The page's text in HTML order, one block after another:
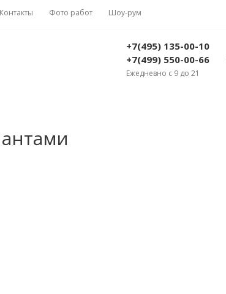
Контакты Фото работ Шоу-рум
+7(495) 135-00-10
+7(499) 550-00-66
Ежедневно с 9 до 21